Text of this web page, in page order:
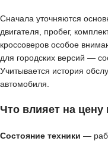
Сначала уточняются
двигателя, пробег,
кроссоверов особое
для городских версий —
Учитывается история
автомобиля.
Что влияет на цену
Состояние техники —